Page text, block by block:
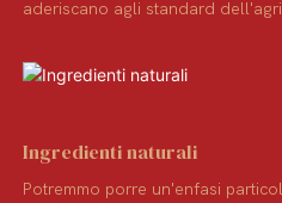
aderiscano agli standard
Ingredienti naturali
Potremmo porre un'enfasi